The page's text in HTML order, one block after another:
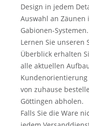
Design in jedem
Auswahl an Zäunen
Gabionen-Systemen.
Lernen Sie unseren
Überblick erhalten
alle aktuellen
von zuhause
Göttingen abholen.
Falls Sie die Ware